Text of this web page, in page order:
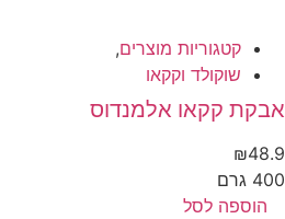
קטגוריות מוצרים,
שוקולד וקקאו
קקאו אלמנדוס
₪
גרם
הוספה לסל